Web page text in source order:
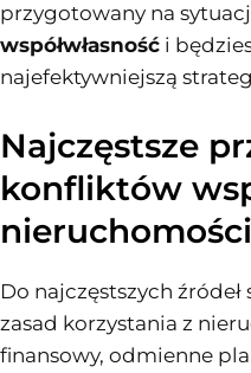
przygotowany na
współwłasność i
najefektywniejszą
Najczęstsze
konfliktów
nieruchomości
Do najczęstszych
zasad korzystania z
finansowy, odmienne